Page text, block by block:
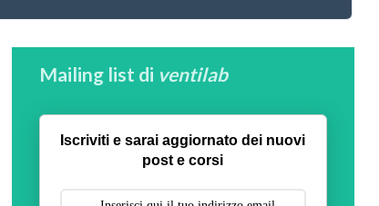
Mailing list di ventilab
Iscriviti e sarai aggiornato dei nuovi
post e corsi